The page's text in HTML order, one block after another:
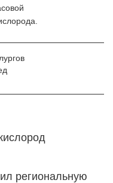
региональную